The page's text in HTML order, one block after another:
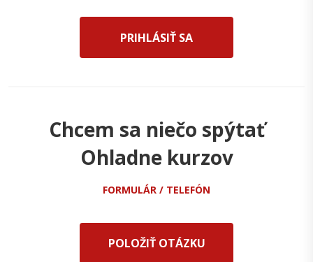
PRIHLÁSIŤ SA
Chcem sa niečo spýtať
Ohladne kurzov
FORMULÁR / TELEFÓN
POLOŽIŤ OTÁZKU